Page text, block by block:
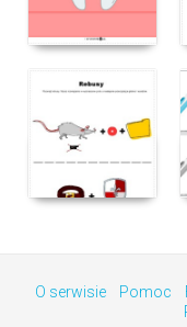
O serwisie Pomoc